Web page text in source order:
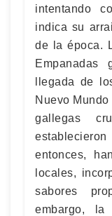
intentando
indica su
de la época.
llegada de
Nuevo
gallegas
entonces,
locales,
sabores
embargo,